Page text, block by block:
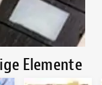
Elemente